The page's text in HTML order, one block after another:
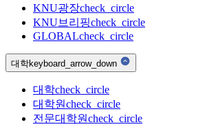
KNU광장check_circle
KNU브리핑check_circle
GLOBALcheck_circle
대학keyboard_arrow_down
대학check_circle
대학원check_circle
전문대학원check_circle